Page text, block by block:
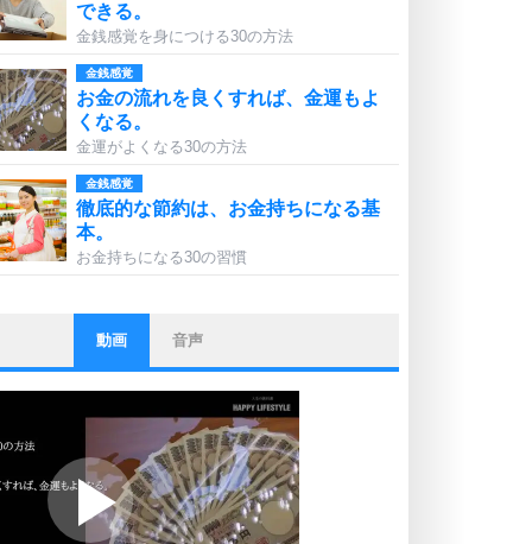
できる。
金銭感覚を身につける30の方法
金銭感覚
お金の流れを良くすれば、金運もよ
くなる。
金運がよくなる30の方法
金銭感覚
徹底的な節約は、お金持ちになる基
本。
お金持ちになる30の習慣
ストレス対策
他人と比べない。
いっそのこと、他人を見ない。
いらいらしない人になる30の方法
プラス思考
ポジティブになれない原因は、行動
しないから。
ポジティブ思考になる30の方法
動画 音声